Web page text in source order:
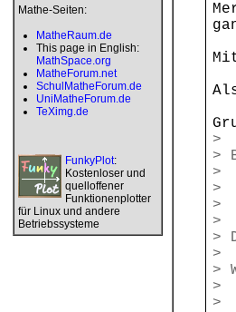
Mathe-Seiten:
MatheRaum.de
This page in English:
MathSpace.org
MatheForum.net
SchulMatheForum.de
UniMatheForum.de
TeXimg.de
FunkyPlot:
Kostenloser und
quelloffener
Funktionenplotter
für Linux und andere
Betriebssysteme
>
>
>
>
>
>
>
>
>
>
>